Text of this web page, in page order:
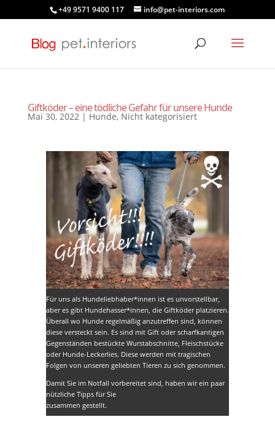
+49 9571 9400 117 info@pet-interiors.com
Giftköder – eine tödliche Gefahr für unsere Hunde
Mai 30, 2022| Hunde, Nicht kategorisiert
Für uns als Hundeliebhaber*innen ist es unvorstellbar,
aber es gibt Hundehasser*innen, die Giftköder platzieren.
Überall wo Hunde regelmäßig anzutreffen sind, können
diese versteckt sein. Es sind mit Gift oder scharfkantigen
Gegenständen bestückte Wurstabschnitte, Fleischstücke
oder Hunde-Leckerlies. Diese werden mit tragischen
Folgen von unseren geliebten Tieren zu sich genommen.
Damit Sie im Notfall vorbereitet sind, haben wir ein paar
nützliche Tipps für Sie
zusammen gestellt.